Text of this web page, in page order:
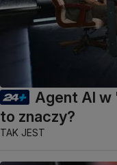
Agent AI w
to znaczy?
TAK JEST